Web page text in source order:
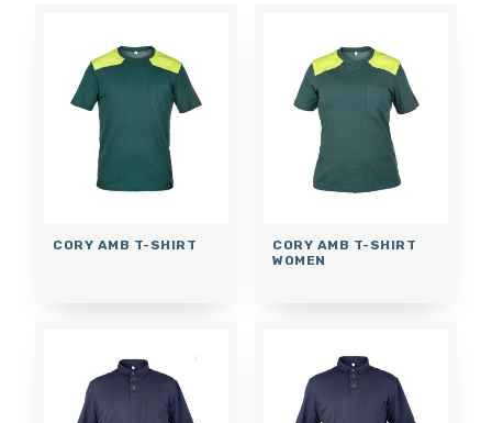
HANDSKAR
SOCKAR ACCESSOARER
CORY AMB T-SHIRT
CORY AMB T-SHIRT
WOMEN